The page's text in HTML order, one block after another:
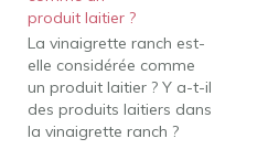
produit laitier ?
La vinaigrette ranch est-
elle considérée comme
un produit laitier ? Y a-t-il
des produits laitiers dans
la vinaigrette ranch ?